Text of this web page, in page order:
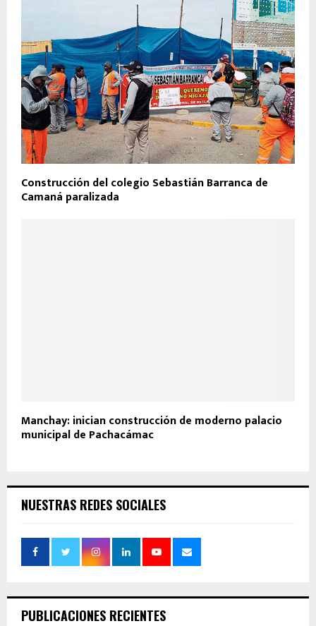
Construcción del colegio Sebastián Barranca de
Camaná paralizada
Manchay: inician construcción de moderno palacio
municipal de Pachacámac
NUESTRAS REDES SOCIALES
PUBLICACIONES RECIENTES